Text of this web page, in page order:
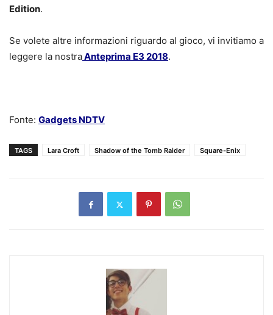
Edition.
Se volete altre informazioni riguardo al gioco, vi invitiamo a
leggere la nostraAnteprima E3 2018.
Fonte: Gadgets NDTV
TAGS Lara Croft Shadow of the Tomb Raider Square-Enix